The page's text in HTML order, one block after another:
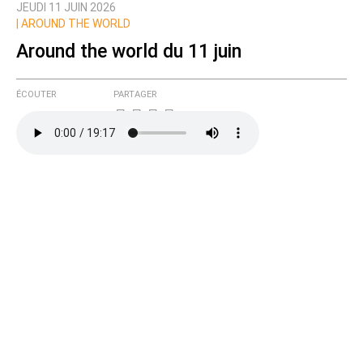
Prévenez-moi de tous les nouveaux commentaires
JEUDI 11 JUIN 2026
AROUND THE WORLD
Around the world du 11 juin
ÉCOUTER PARTAGER